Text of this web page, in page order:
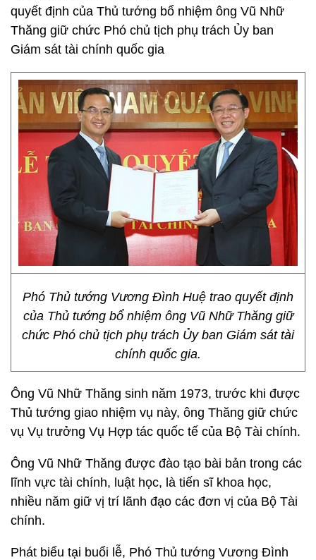
quyết định của Thủ tướng bổ nhiệm ông Vũ Nhữ
Thăng giữ chức Phó chủ tịch phụ trách Ủy ban
Giám sát tài chính quốc gia
Phó Thủ tướng Vương Đình Huệ trao quyết định
của Thủ tướng bổ nhiệm ông Vũ Nhữ Thăng giữ
chức Phó chủ tịch phụ trách Ủy ban Giám sát tài
chính quốc gia.
Ông Vũ Nhữ Thăng sinh năm 1973, trước khi được
Thủ tướng giao nhiệm vụ này, ông Thăng giữ chức
vụ Vụ trưởng Vụ Hợp tác quốc tế của Bộ Tài chính.
Ông Vũ Nhữ Thăng được đào tạo bài bản trong các
lĩnh vực tài chính, luật học, là tiến sĩ khoa học,
nhiều năm giữ vị trí lãnh đạo các đơn vị của Bộ Tài
chính.
Phát biểu tại buổi lễ, Phó Thủ tướng Vương Đình